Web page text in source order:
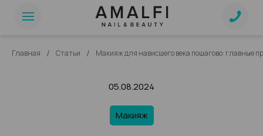
Главная / Статьи / Макияж для нависшего века пошагово: главные
05.08.2024
Макияж